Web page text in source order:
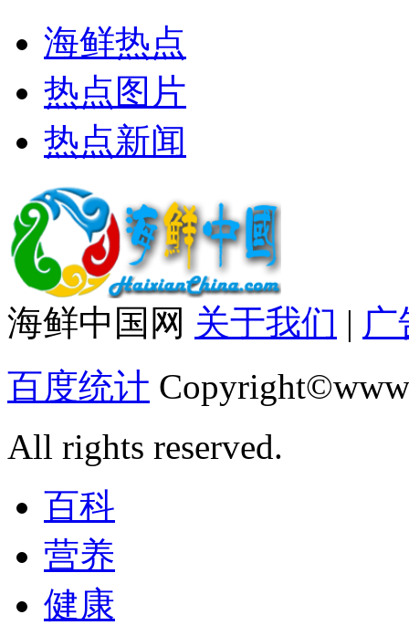
海鲜热点
热点图片
热点新闻
海鲜中国网 关于我们 | 广
百度统计
All rights reserved.
百科
营养
健康